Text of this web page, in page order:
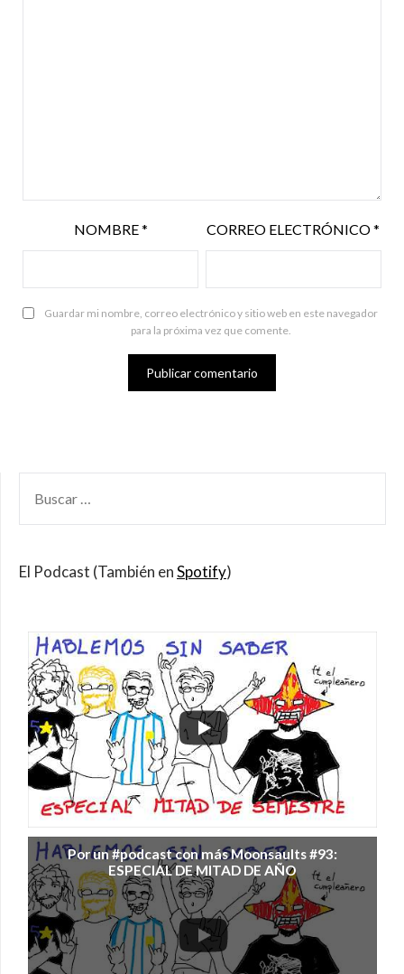
NOMBRE* CORREO ELECTRÓNICO*
Guardar mi nombre, correo electrónico y sitio web en este navegador
para la próxima vez que comente.
POR:
El Podcast (También enSpotify)
Por un #podcast con más Moonsaults #93:
ESPECIAL DE MITAD DE AÑO